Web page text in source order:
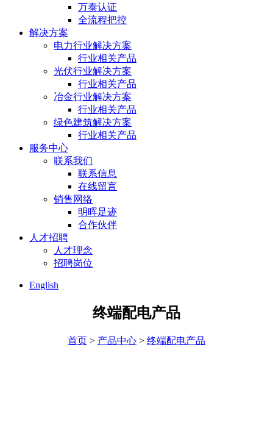
万泰认证
全流程把控
解决方案
电力行业解决方案
行业相关产品
光伏行业解决方案
行业相关产品
冶金行业解决方案
行业相关产品
绿色建筑解决方案
行业相关产品
服务中心
联系我们
联系信息
在线留言
销售网络
明晖足迹
合作伙伴
人才招聘
人才理念
招聘岗位
English
终端配电产品
首页 > 产品中心 > 终端配电产品